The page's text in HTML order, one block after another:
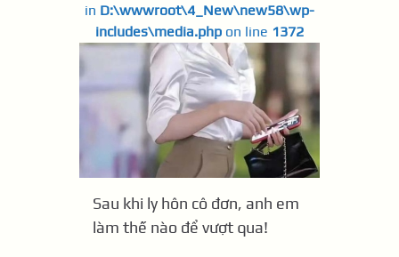
in D:\wwwroot\4_New\new58\wp-
includes\media.php on line 1372
Sau khi ly hôn cô đơn, anh em
làm thế nào để vượt qua!